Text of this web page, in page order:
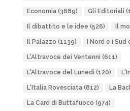
Economia(3689) Gli Editoriali
Il dibattito e le idee (526) Il
Il Palazzo (1139) I Nord e i
L'Altravoce dei Ventenni (611)
L'Altravoce del Lunedì (120)
L'Italia Rovesciata(812) La
La Card di Buttafuoco (974)